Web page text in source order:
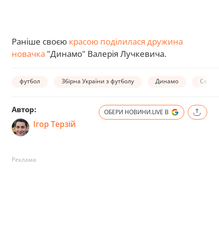
Раніше своєю красою поділилася дружина
новачка "Динамо" Валерія Лучкевича.
футбол Збірна України з футболу Динамо
Автор:
Ігор Терзій
ОБЕРИ НОВИНИ.LIVE В
Реклама